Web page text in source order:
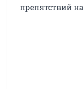
препятствий